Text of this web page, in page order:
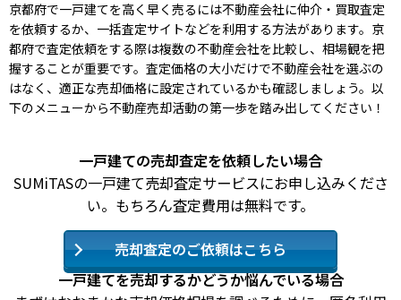
京都府で一戸建てを高く早く売るには不動産会社に仲介・買取査定
を依頼するか、一括査定サイトなどを利用する方法があります。京
都府で査定依頼をする際は複数の不動産会社を比較し、相場観を把
握することが重要です。査定価格の大小だけで不動産会社を選ぶの
はなく、適正な売却価格に設定されているかも確認しましょう。以
下のメニューから不動産売却活動の第一歩を踏み出してください！
一戸建ての売却査定を依頼したい場合
SUMiTASの一戸建て売却査定サービスにお申し込みくださ
い。もちろん査定費用は無料です。
売却査定のご依頼はこちら
一戸建てを売却するかどうか悩んでいる場合